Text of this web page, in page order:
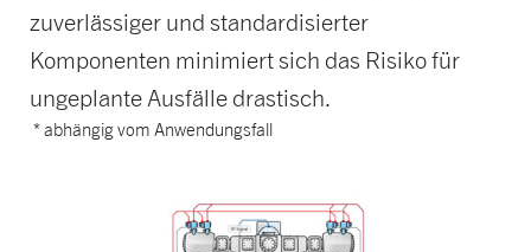
zuverlässiger und standardisierter
Komponenten minimiert sich das Risiko für
ungeplante Ausfälle drastisch.
* abhängig vom Anwendungsfall